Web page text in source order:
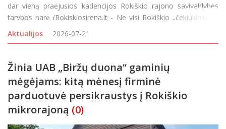
dar vieną praėjusios kadencijos Rokiškio rajono savivaldybės
tarybos narę (Rokiskiosirena.lt - Ne visi Rokiškio „čekiukininkai“
sutinka su prokuroro nuomone: dėl dar vienos politikės kreipta
Aktualijos 2026-07-21
Žinia UAB „Biržų duona“ gaminių
mėgėjams: kitą mėnesį firminė
parduotuvė persikraustys į Rokiškio
mikrorajoną (0)